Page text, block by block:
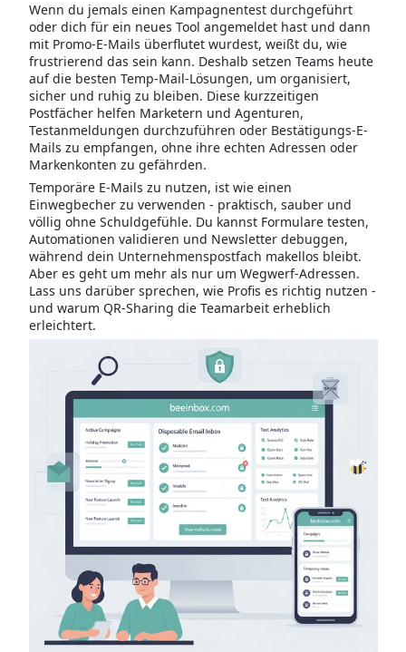
Wenn du jemals einen Kampagnentest durchgeführt
oder dich für ein neues Tool angemeldet hast und dann
mit Promo-E-Mails überflutet wurdest, weißt du, wie
frustrierend das sein kann. Deshalb setzen Teams heute
auf die besten Temp-Mail-Lösungen, um organisiert,
sicher und ruhig zu bleiben. Diese kurzzeitigen
Postfächer helfen Marketern und Agenturen,
Testanmeldungen durchzuführen oder Bestätigungs-E-
Mails zu empfangen, ohne ihre echten Adressen oder
Markenkonten zu gefährden.
Temporäre E-Mails zu nutzen, ist wie einen
Einwegbecher zu verwenden - praktisch, sauber und
völlig ohne Schuldgefühle. Du kannst Formulare testen,
Automationen validieren und Newsletter debuggen,
während dein Unternehmenspostfach makellos bleibt.
Aber es geht um mehr als nur um Wegwerf-Adressen.
Lass uns darüber sprechen, wie Profis es richtig nutzen -
und warum QR-Sharing die Teamarbeit erheblich
erleichtert.